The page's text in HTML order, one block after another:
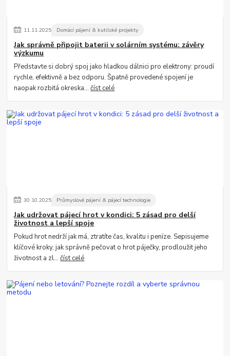
11.11.2025 Domácí pájení & kutilské projekty
Jak správně připojit baterii v solárním systému: závěry
výzkumu
Představte si dobrý spoj jako hladkou dálnici pro elektrony: proudí
rychle, efektivně a bez odporu. Špatně provedené spojení je
naopak rozbitá okreska...číst celé
30.10.2025 Průmyslové pájení & pájecí technologie
Jak udržovat pájecí hrot v kondici: 5 zásad pro delší
životnost a lepší spoje
Pokud hrot nedrží jak má, ztratíte čas, kvalitu i peníze. Sepisujeme
klíčové kroky, jak správně pečovat o hrot páječky, prodloužit jeho
životnost a zl...číst celé